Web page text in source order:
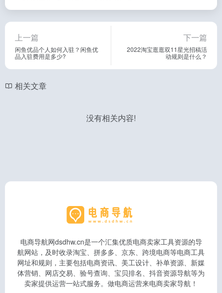
上一篇
闲鱼优品个人如何入驻？闲鱼优
品入驻费用是多少?
下一篇
2022淘宝逛逛双11星光招稿活
动规则是什么？
相关文章
没有相关内容!
电商导航网dsdhw.cn是一个汇集优质电商卖家工具资源的导
航网站，及时收录淘宝、拼多多、京东、跨境电商等电商工具
网址和规则，主要包括电商资讯、美工设计、补单资源、新媒
体营销、网店交易、验号查询、宝贝排名、抖音资源导航等为
卖家提供运营一站式服务。做电商运营来电商卖家导航！